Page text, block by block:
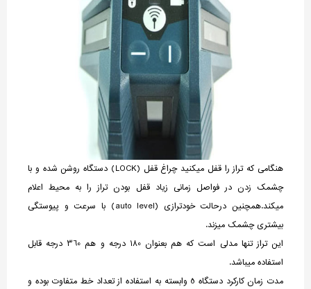
هنگامی که تراز را قفل میکنید چراغ قفل (LOCK) دستگاه روشن شده و با
چشمک زدن در فواصل زمانی زیاد قفل بودن تراز را به محیط اعلام
میکند.همچنین درحالت خودترازی (auto level) با سرعت و پیوستگی
بیشتری چشمک میزند.
این تراز تنها مدلی است که هم بعنوان 180 درجه و هم 360 درجه قابل
استفاده میباشد.
مدت زمان کارکرد دستگاه 5 وابسته به استفاده از تعداد خط متفاوت بوده و